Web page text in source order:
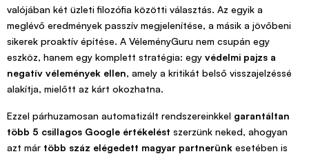
valójában két üzleti filozófia közötti választás. Az egyik a
meglévő eredmények passzív megjelenítése, a másik a jövőbeni
sikerek proaktív építése. A VéleményGuru nem csupán egy
eszköz, hanem egy komplett stratégia: egy védelmi pajzs a
negatív vélemények ellen, amely a kritikát belső visszajelzéssé
alakítja, mielőtt az kárt okozhatna.
Ezzel párhuzamosan automatizált rendszereinkkel garantáltan
több 5 csillagos Google értékelést szerzünk neked, ahogyan
azt már több száz elégedett magyar partnerünk esetében is